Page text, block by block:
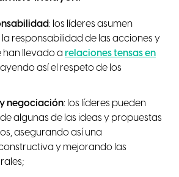
: los líderes asumen
responsabilidad de las acciones y
han llevado a relaciones tensas en
así el respeto de los
negociación: los líderes pueden
algunas de las ideas y propuestas
asegurando así una
y mejorando las